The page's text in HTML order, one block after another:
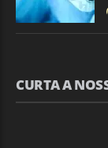
CURTA A